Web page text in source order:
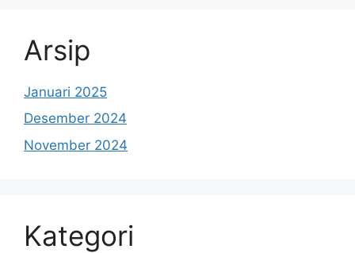
Arsip
Januari 2025
Desember 2024
November 2024
Kategori